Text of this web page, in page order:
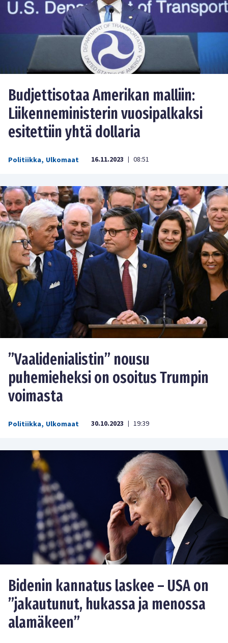
Budjettisotaa Amerikan malliin:
Liikenneministerin vuosipalkaksi
esitettiin yhtä dollaria
Politiikka, Ulkomaat 16.11.2023 | 08:51
”Vaalidenialistin” nousu
puhemieheksi on osoitus Trumpin
voimasta
Politiikka, Ulkomaat 30.10.2023 | 19:39
Bidenin kannatus laskee – USA on
”jakautunut, hukassa ja menossa
alamäkeen”